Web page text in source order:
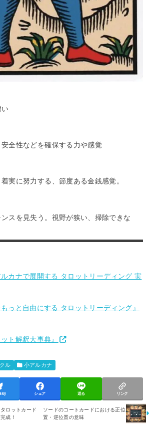
全性などを確保する力や感覚
実に努力する、節度ある金銭感覚。
スを見失う。視野が狭い、掃除できな
カナで展開する タロットリーディング 実
っと自由にする タロットリーディング』
ト解釈大事典』
ル 小アルカナ
シェア 送る リンク
ロットカード
成！
ソードのコートカードにおける正位
置・逆位置の意味